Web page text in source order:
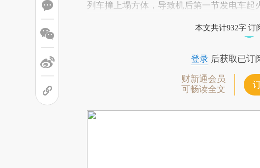
列车撞上塌方体，导致机后第一节发电车起
本文共计932字 订
登录后获取已订
财新通会员
可畅读全文